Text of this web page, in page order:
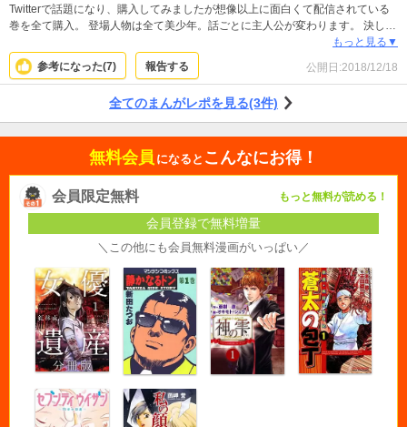
Twitterで話題になり、購入してみましたが想像以上に面白くて配信されている
巻を全て購入。 登場人物は全て美少年。話ごとに主人公が変わります。 決して
明るい話ではないので苦手な人ももちろんいると思いますが、好きな人には堪
らない作品ですし作者さんの少年愛がとても分かります。 特に２巻の話がわた
しの好みなので何回も、何回も読んでいます。続きが凄く楽しみです。
もっと見る▼
参考になった(7) 報告する 公開日:2018/12/18
全てのまんがレポを見る(3件)
無料会員 になると こんなにお得！
会員限定無料 もっと無料が読める！
会員登録で無料増量
＼この他にも会員無料漫画がいっぱい／